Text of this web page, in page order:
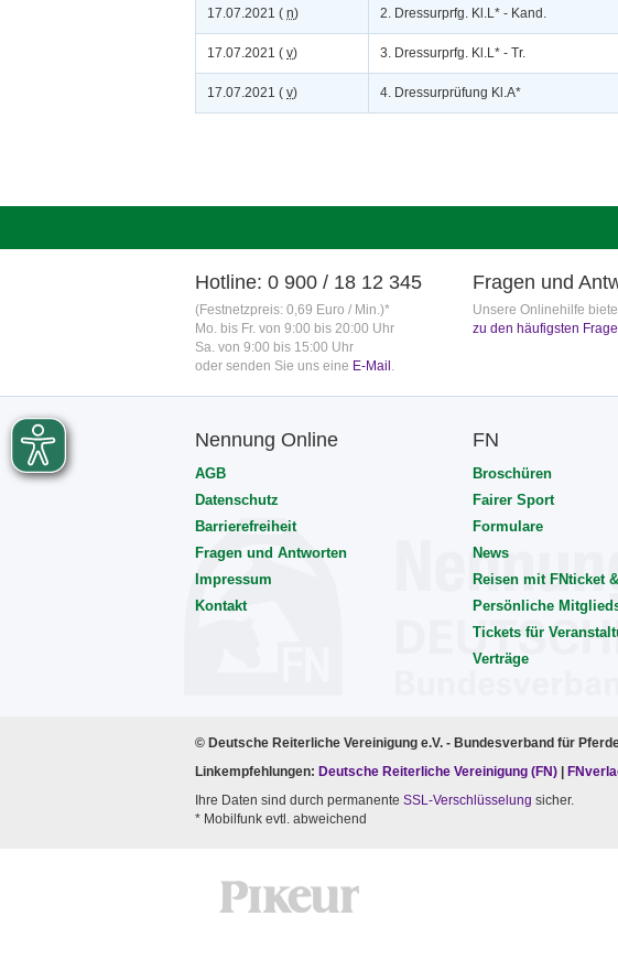
17.07.2021 ( n) 2. Dressurprfg. Kl.L* - Kand.
17.07.2021 ( v) 3. Dressurprfg. Kl.L* - Tr.
17.07.2021 ( v) 4. Dressurprüfung Kl.A*
Hotline: 0 900 / 18 12 345
(Festnetzpreis: 0,69 Euro / Min.)*
Mo. bis Fr. von 9:00 bis 20:00 Uhr
Sa. von 9:00 bis 15:00 Uhr
oder senden Sie uns eine E-Mail .
Fragen und
Unsere Onlinehilfe
zu den häufigsten
Nennung Online
AGB
Datenschutz
Barrierefreiheit
Fragen und Antworten
Impressum
Kontakt
FN
Broschüren
Fairer Sport
Formulare
News
Reisen mit FNticket
Persönliche
Tickets für
Verträge
© Deutsche Reiterliche Vereinigung e.V. - Bundesverband für
Linkempfehlungen: Deutsche Reiterliche Vereinigung (FN)
Ihre Daten sind durch permanente SSL-Verschlüsselung sicher.
* Mobilfunk evtl. abweichend